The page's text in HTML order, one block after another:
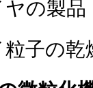
の製品
子の乾